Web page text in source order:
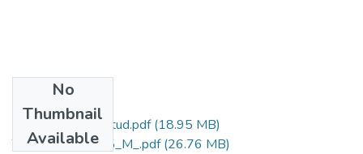
No
Thumbnail
Available
Grado de Similitud.pdf(18.95 MB)
T036_30766715_M_.pdf(26.76 MB)